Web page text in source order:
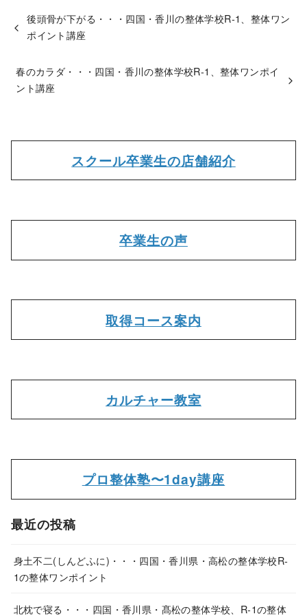
後頭骨が下がる・・・四国・香川の整体学校R-1、整体ワン
ポイント講座
春のカラダ・・・四国・香川の整体学校R-1、整体ワンポイ
ント講座
スクール卒業生の店舗紹介
卒業生の声
取得コース案内
カルチャー教室
プロ整体塾〜1day講座
最近の投稿
身土不二(しんどふに)・・・四国・香川県・高松の整体学校R-
1の整体ワンポイント
北枕で寝る・・・四国・香川県・髙松の整体学校、R-1の整体